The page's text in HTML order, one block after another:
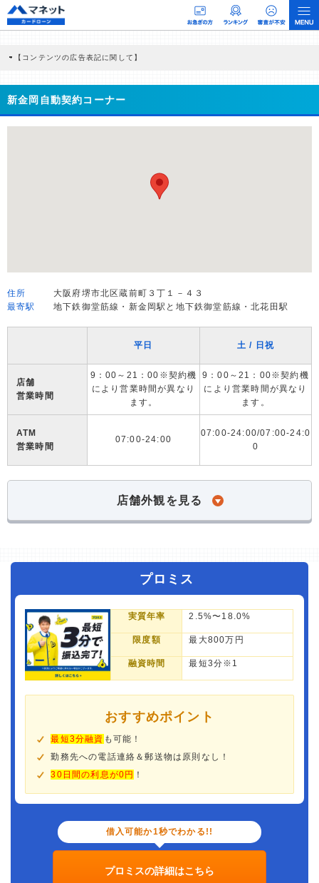
【コンテンツの広告表記に関して】
商品を根拠なくPRするものではなく、当編集部の調査／ユーザーへの口コミ収集な
どに基づき、公平性を担保した情報提供を行っています。
>提携企業一覧
新金岡自動契約コーナー
住所
大阪府堺市北区蔵前町３丁１－４３
最寄駅
地下鉄御堂筋線・新金岡駅と地下鉄御堂筋線・北花田駅
平日 土 / 日祝
店舗
営業時間
9：00～21：00※契約機
により営業時間が異なり
ます。
9：00～21：00※契約機
により営業時間が異なり
ます。
ATM
営業時間
07:00-24:00
07:00-24:00/07:00-24:0
0
店舗外観を見る
プロミス
実質年率 2.5%〜18.0%
限度額 最大800万円
融資時間 最短3分※1
おすすめポイント
最短3分融資 も可能！
勤務先への電話連絡＆郵送物は原則なし！
30日間の利息が0円 ！
借入可能か1秒でわかる!!
プロミスの詳細はこちら